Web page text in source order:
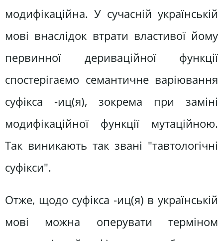
модифікаційна. У сучасній українській
мові внаслідок втрати властивої йому
первинної дериваційної функції
спостерігаємо семантичне варіювання
суфікса -иц(я), зокрема при заміні
модифікаційної функції мутаційною.
Так виникають так звані "тавтологічні
суфікси".
Отже, щодо суфікса -иц(я) в українській
мові можна оперувати терміном